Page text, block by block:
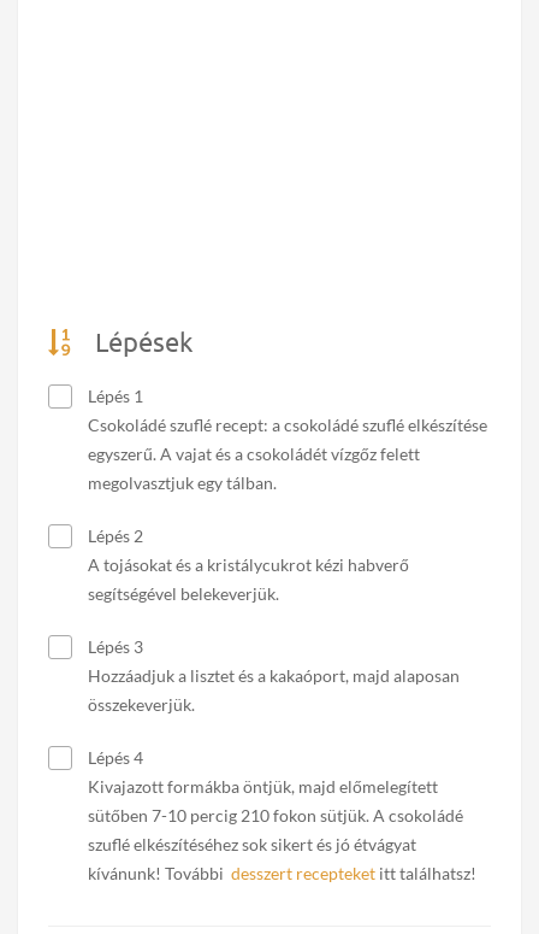
Lépések
Lépés 1
Csokoládé szuflé recept: a csokoládé szuflé elkészítése
egyszerű. A vajat és a csokoládét vízgőz felett
megolvasztjuk egy tálban.
Lépés 2
A tojásokat és a kristálycukrot kézi habverő
segítségével belekeverjük.
Lépés 3
Hozzáadjuk a lisztet és a kakaóport, majd alaposan
összekeverjük.
Lépés 4
Kivajazott formákba öntjük, majd előmelegített
sütőben 7-10 percig 210 fokon sütjük. A csokoládé
szuflé elkészítéséhez sok sikert és jó étvágyat
kívánunk! További desszert recepteket itt találhatsz!